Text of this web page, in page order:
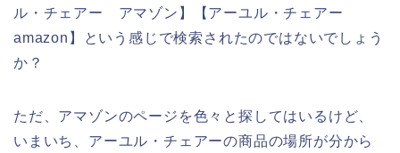
ル・チェアー アマゾン】【アーユル・チェアー
amazon】という感じで検索されたのではないでしょう
か？
ただ、アマゾンのページを色々と探してはいるけど、
いまいち、アーユル・チェアーの商品の場所が分から